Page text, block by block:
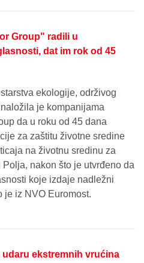
Group" radili u
dat im rok od 45
ekologije, održivog
je kompanijama
da u roku od 45 dana
za zaštitu životne sredine
na životnu sredinu za
nakon što je utvrđeno da
koje izdaje nadležni
je iz NVO Euromost.
ekstremnih vrućina